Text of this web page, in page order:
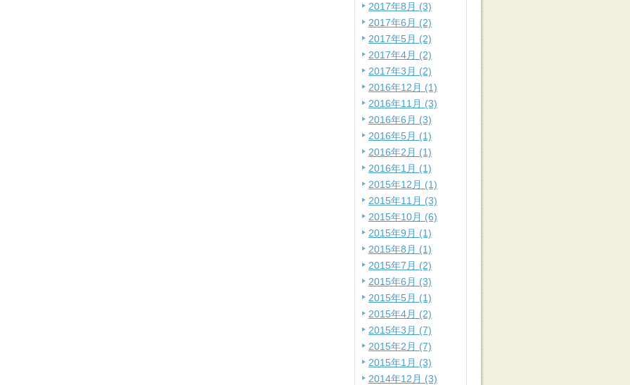
2017年8月 (3)
2017年6月 (2)
2017年5月 (2)
2017年4月 (2)
2017年3月 (2)
2016年12月 (1)
2016年11月 (3)
2016年6月 (3)
2016年5月 (1)
2016年2月 (1)
2016年1月 (1)
2015年12月 (1)
2015年11月 (3)
2015年10月 (6)
2015年9月 (1)
2015年8月 (1)
2015年7月 (2)
2015年6月 (3)
2015年5月 (1)
2015年4月 (2)
2015年3月 (7)
2015年2月 (7)
2015年1月 (3)
2014年12月 (3)